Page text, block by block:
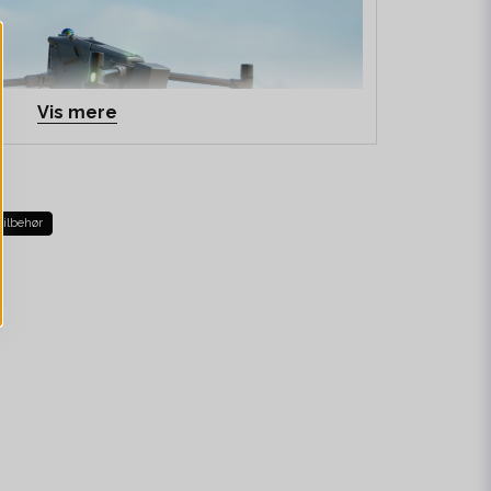
specifikt för Matrice 400. Systemet är EU-
Vis mere